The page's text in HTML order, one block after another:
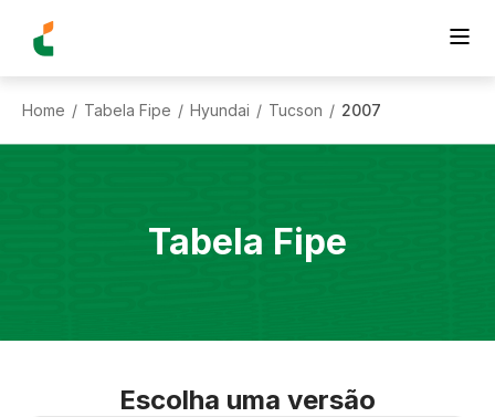
Home / Tabela Fipe / Hyundai / Tucson / 2007
Tabela Fipe
Escolha uma versão